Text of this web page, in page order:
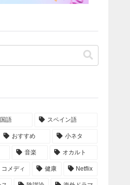
語 スペイン語
おすすめ 小ネタ
音楽 オカルト
コメディ 健康 Netflix